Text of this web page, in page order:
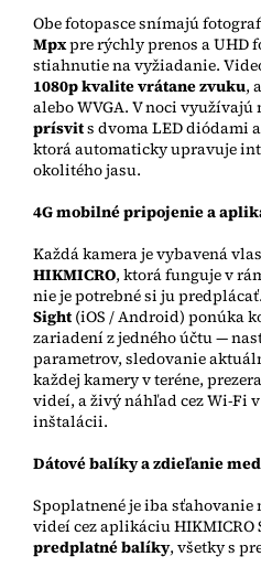
Obe fotopasce snímajú
Mpxpre rýchly prenos a UHD
stiahnutie na vyžiadanie.
1080p kvalite vrátane zvuku,
alebo WVGA. V noci
prísvits dvoma LED diódami
ktorá automaticky upravuje
okolitého jasu.
4G mobilné pripojenie a
Každá kamera je vybavená
HIKMICRO, ktorá funguje v
nie je potrebné si ju
Sight (iOS / Android) ponúka
zariadení z jedného účtu —
parametrov, sledovanie
každej kamery v teréne,
videí, a živý náhľad cez Wi-Fi
inštalácii.
Dátové balíky a zdieľanie
Spoplatnené je iba
videí cez aplikáciu
predplatné balíky, všetky s